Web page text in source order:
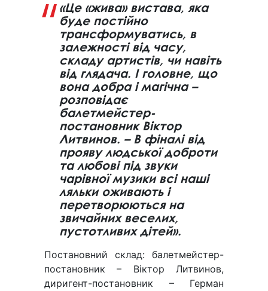
«Це «жива» вистава, яка
буде постійно
трансформуватись, в
залежності від часу,
складу артистів, чи навіть
від глядача. І головне, що
вона добра і магічна –
розповідає
балетмейстер-
постановник Віктор
Литвинов. – В фіналі від
прояву людської доброти
та любові під звуки
чарівної музики всі наші
ляльки оживають і
перетворюються на
звичайних веселих,
пустотливих дітей».
Постановний склад: балетмейстер-
постановник – Віктор Литвинов,
диригент-постановник – Герман